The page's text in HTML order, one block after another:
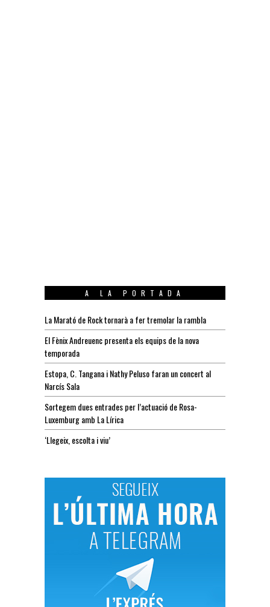
A LA PORTADA
La Marató de Rock tornarà a fer tremolar la rambla
El Fènix Andreuenc presenta els equips de la nova
temporada
Estopa, C. Tangana i Nathy Peluso faran un concert al
Narcís Sala
Sortegem dues entrades per l’actuació de Rosa-
Luxemburg amb La Lírica
‘Llegeix, escolta i viu’